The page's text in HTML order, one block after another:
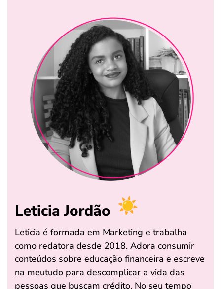
Leticia Jordão
Leticia é formada em Marketing e trabalha
como redatora desde 2018. Adora consumir
conteúdos sobre educação financeira e escreve
na meutudo para descomplicar a vida das
pessoas que buscam crédito. No seu tempo